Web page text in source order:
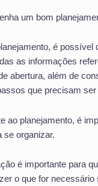
um bom
é possível
as informações
abertura, além de
que precisam ser
ao planejamento, é
se organizar.
é importante para
o que for necessário